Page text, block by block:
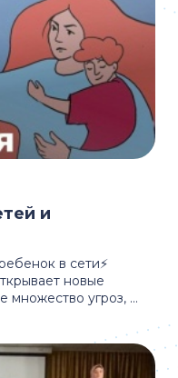
в сети⚡️
новые
множество угроз, ...
и